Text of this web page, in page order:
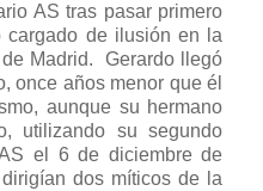
AS tras pasar primero
cargado de ilusión en la
Madrid.
Gerardo llegó
once años menor que él
aunque su hermano
utilizando su segundo
el 6 de diciembre de
dos míticos de la